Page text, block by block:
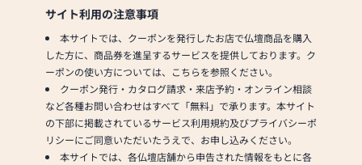
らお申込ください)
●お電話(ご相談や商品
のご注文を承ります。お
電話時に「いい仏壇を見
た」とお伝えください)
●訪問(はせがわの専門
スタッフがご相談や商品
ご購入のお手続きを致し
ます)
サイト利用の注意事項
本サイトでは、クーポンを発行したお店で仏壇商品を購入
した方に、商品券を進呈するサービスを提供しております。ク
ーポンの使い方については、こちらを参照ください。
クーポン発行・カタログ請求・来店予約・オンライン相談
など各種お問い合わせはすべて「無料」で承ります。本サイト
の下部に掲載されているサービス利用規約及びプライバシーポ
リシーにご同意いただいたうえで、お申し込みください。
本サイトでは、各仏壇店舗から申告された情報をもとに各